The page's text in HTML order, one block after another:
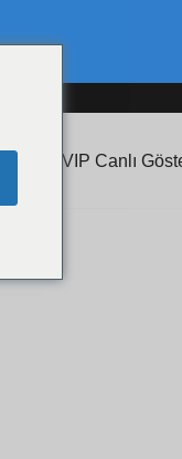
💖 VIP Canlı